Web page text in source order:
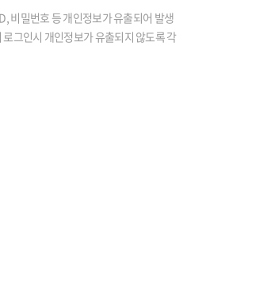
비밀번호 등 개인정보가 유출되어 발생
그인시 개인정보가 유출되지 않도록 각